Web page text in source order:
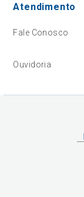
Atendimento
Fale Conosco
Ouvidoria